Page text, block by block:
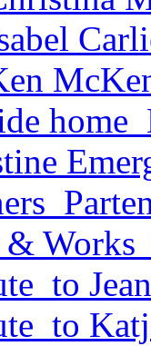
&